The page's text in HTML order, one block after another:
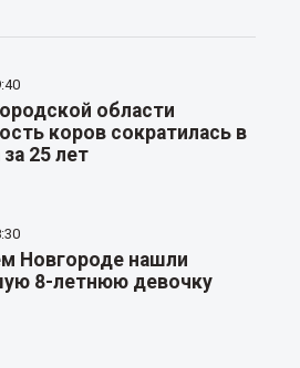
области
коров сократилась в
за 25 лет
Новгороде нашли
8-летнюю девочку